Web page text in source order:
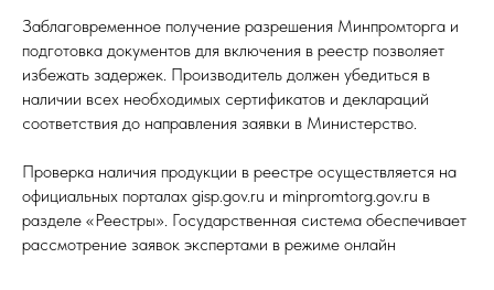
Заблаговременное получение разрешения Минпромторга и
подготовка документов для включения в реестр позволяет
избежать задержек. Производитель должен убедиться в
наличии всех необходимых сертификатов и деклараций
соответствия до направления заявки в Министерство.​
Проверка наличия продукции в реестре осуществляется на
официальных порталах gisp.gov.ru и minpromtorg.gov.ru в
разделе «Реестры». Государственная система обеспечивает
рассмотрение заявок экспертами в режиме онлайн